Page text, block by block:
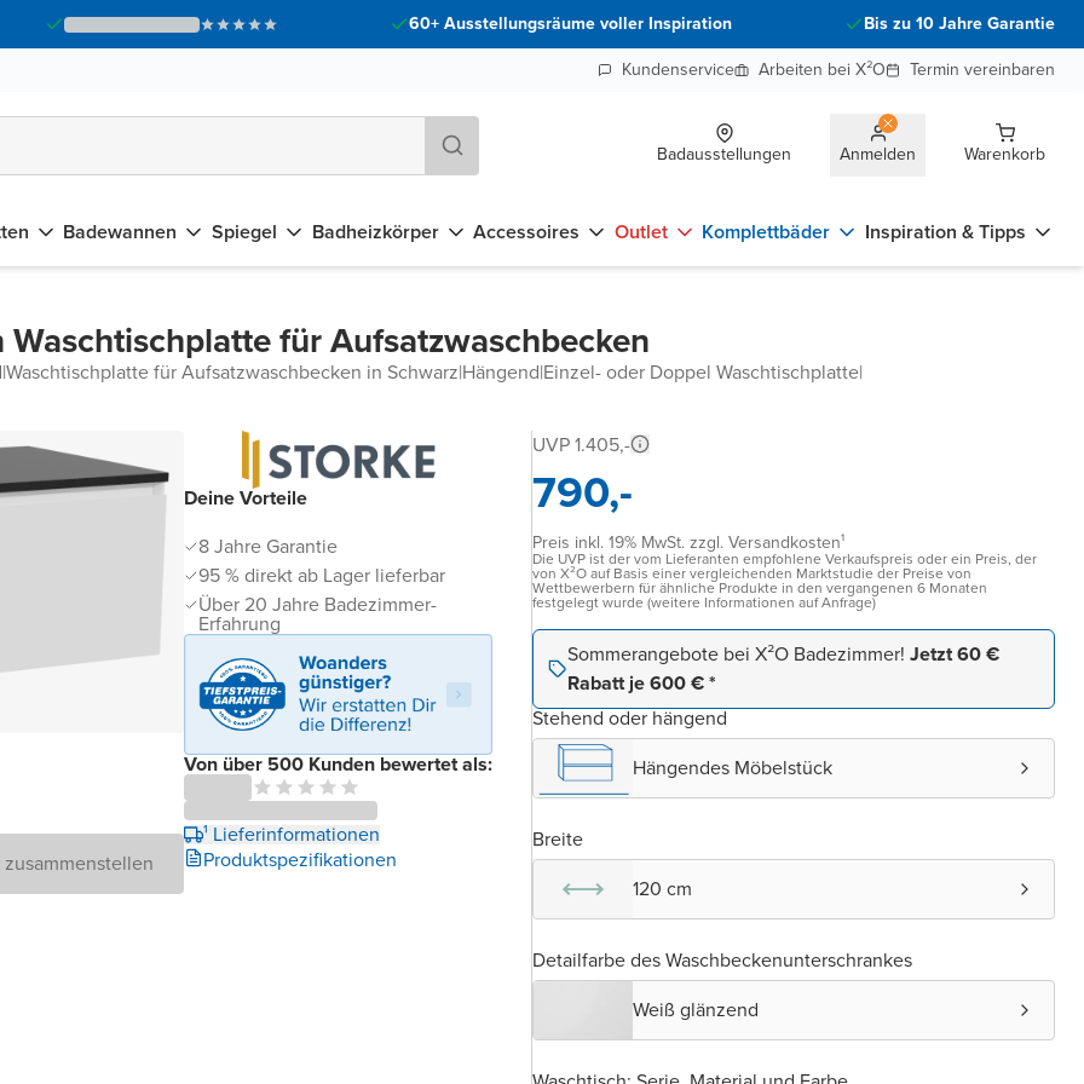
60+ Ausstellungsräume voller Inspiration
Bis zu 10 Jahre Garantie
Kundenservice
Arbeiten bei X²O Termin vereinbaren
Badausstellungen Anmelden Warenkorb
Badewannen Spiegel Badheizkörper Accessoires Outlet Komplettbäder Inspiration & Tipps
für Aufsatzwaschbecken
|Waschtischplatte für Aufsatzwaschbecken in Schwarz|Hängend|Einzel- oder Doppel Waschtischplatte|
Deine Vorteile
8 Jahre Garantie
95 % direkt ab Lager lieferbar
Über 20 Jahre Badezimmer-
Erfahrung
Von über 500 Kunden bewertet als:
¹ Lieferinformationen
Produktspezifikationen
UVP 1.405,-
790,-
Preis inkl. 19% MwSt. zzgl. Versandkosten¹
Die UVP ist der vom Lieferanten empfohlene Verkaufspreis oder ein Preis, der
von X²O auf Basis einer vergleichenden Marktstudie der Preise von
Wettbewerbern für ähnliche Produkte in den vergangenen 6 Monaten
festgelegt wurde (weitere Informationen auf Anfrage)
Sommerangebote bei X²O Badezimmer! Jetzt 60 €
Rabatt je 600 € *
Stehend oder hängend
Hängendes Möbelstück
Breite
120 cm
Detailfarbe des Waschbeckenunterschrankes
Weiß glänzend